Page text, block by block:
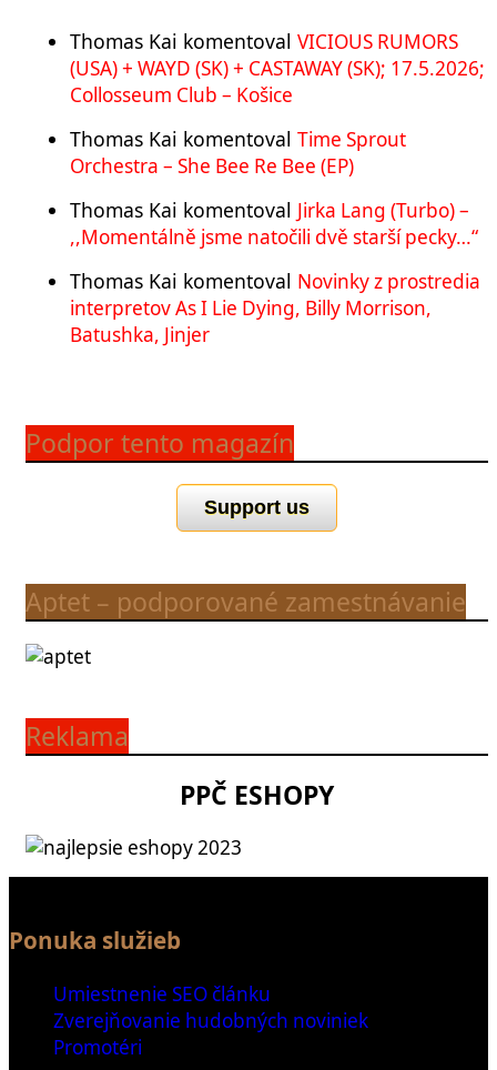
Thomas Kai komentoval VICIOUS RUMORS
(USA) + WAYD (SK) + CASTAWAY (SK); 17.5.2026;
Collosseum Club – Košice
Thomas Kai komentoval Time Sprout
Orchestra – She Bee Re Bee (EP)
Thomas Kai komentoval Jirka Lang (Turbo) –
,,Momentálně jsme natočili dvě starší pecky…“
Thomas Kai komentoval Novinky z prostredia
interpretov As I Lie Dying, Billy Morrison,
Batushka, Jinjer
Podpor tento magazín
Support us
Aptet – podporované zamestnávanie
Reklama
PPČ ESHOPY
Ponuka služieb
Umiestnenie SEO článku
Zverejňovanie hudobných noviniek
Promotéri